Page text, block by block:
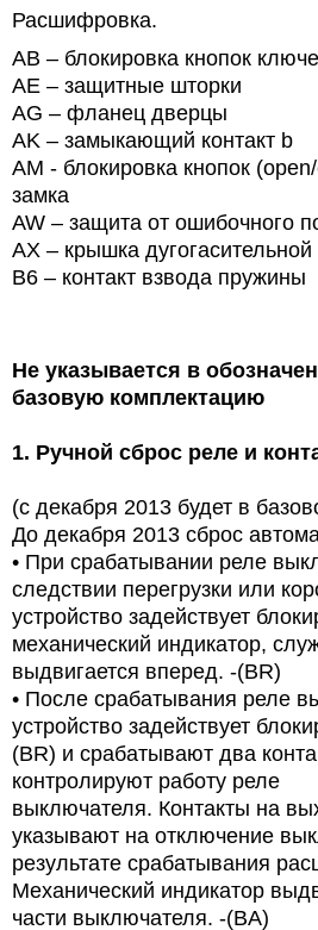
Расшифровка.
AB – блокировка кнопок
AE – защитные шторки
AG – фланец дверцы
AK – замыкающий контакт b
AM - блокировка кнопок
замка
AW – защита от ошибочного
AX – крышка
B6 – контакт взвода пружины
Не указывается в
базовую комплектацию
1. Ручной сброс реле и
(с декабря 2013 будет в
До декабря 2013 сброс
• При срабатывании реле
следствии перегрузки или
устройство задействует
механический индикатор,
выдвигается вперед. -(BR)
• После срабатывания реле
устройство задействует
(BR) и срабатывают два
контролируют работу реле
выключателя. Контакты на
указывают на отключение
результате срабатывания
Механический индикатор
части выключателя. -(BA)